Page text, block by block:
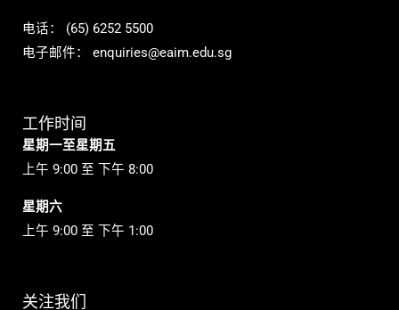
电话： (65) 6252 5500
电子邮件： enquiries@eaim.edu.sg
工作时间
星期一至星期五
上午 9:00 至 下午 8:00
星期六
上午 9:00 至 下午 1:00
关注我们